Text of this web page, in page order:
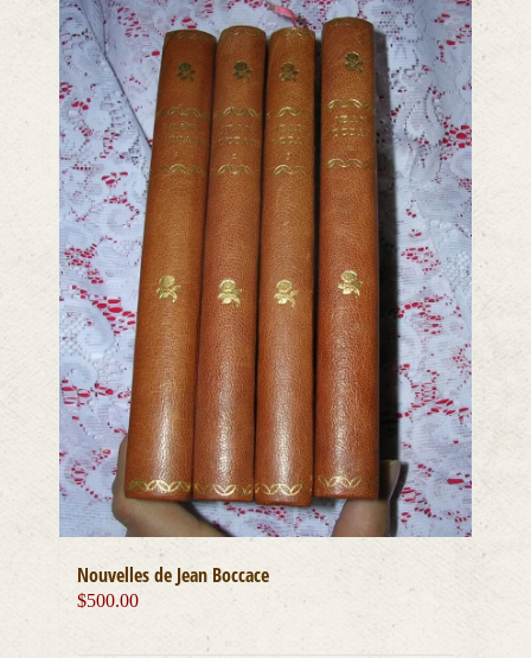
Nouvelles de Jean Boccace
$500.00